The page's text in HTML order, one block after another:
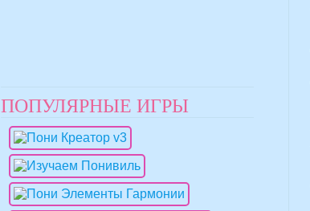
ПОПУЛЯРНЫЕ ИГРЫ